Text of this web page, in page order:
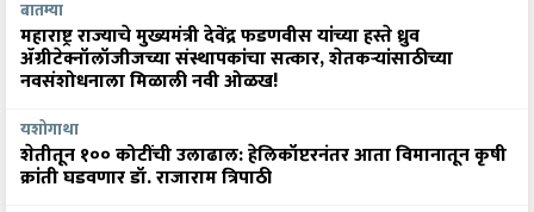
बातम्या
महाराष्ट्र राज्याचे मुख्यमंत्री देवेंद्र फडणवीस यांच्या हस्ते ध्रुव
ॲग्रीटेक्नॉलॉजीजच्या संस्थापकांचा सत्कार, शेतकऱ्यांसाठीच्या
नवसंशोधनाला मिळाली नवी ओळख!
यशोगाथा
शेतीतून १०० कोटींची उलाढाल: हेलिकॉप्टरनंतर आता विमानातून कृषी
क्रांती घडवणार डॉ. राजाराम त्रिपाठी